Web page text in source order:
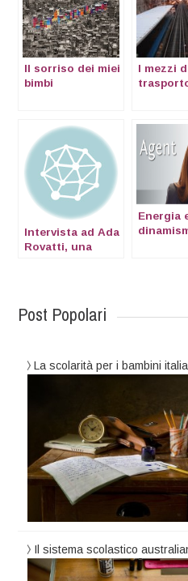
Il sorriso dei miei
bimbi
I mezzi
Intervista ad Ada
Rovatti, una
Energia
Post Popolari
La scolarità per i bambini
Il sistema scolastico